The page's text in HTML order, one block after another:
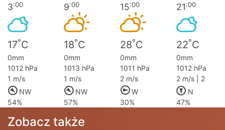
3:00 9:00 15:00 21:00
17°C 18°C 28°C 22°C
0mm 0mm 0mm
0mm
1012 hPa
1013 hPa 1011 hPa
1012 hPa
1 m/s
1 m/s 2 m/s
2 m/s | 2
NW
NW W
N
54%
57% 30% 47%
Zobacz także